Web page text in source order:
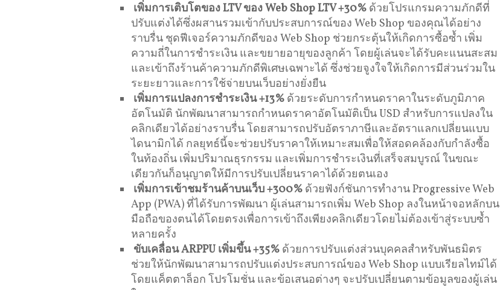
เพิ่มการเติบโตของLTVของWeb Shop LTV +30% ด้วยโปรแกรมความภักดีที่
ปรับแต่งได้ซึ่งผสานรวมเข้ากับประสบการณ์ของ Web Shop ของคุณได้อย่าง
ราบรื่น ชุดฟีเจอร์ความภักดีของ Web Shop ช่วยกระตุ้นให้เกิดการซื้อซ้ำ เพิ่ม
ความถี่ในการชำระเงิน และขยายอายุของลูกค้า โดยผู้เล่นจะได้รับคะแนนสะสม
และเข้าถึงร้านค้าความภักดีพิเศษเฉพาะได้ ซึ่งช่วยจูงใจให้เกิดการมีส่วนร่วมใน
ระยะยาวและการใช้จ่ายบนเว็บอย่างยั่งยืน
เพิ่มการแปลงการชำระเงิน+13% ด้วยระดับการกำหนดราคาในระดับภูมิภาค
อัตโนมัติ นักพัฒนาสามารถกำหนดราคาอัตโนมัติเป็น USD สำหรับการแปลงใน
คลิกเดียวได้อย่างราบรื่น โดยสามารถปรับอัตราภาษีและอัตราแลกเปลี่ยนแบบ
ไดนามิกได้ กลยุทธ์นี้จะช่วยปรับราคาให้เหมาะสมเพื่อให้สอดคล้องกับกำลังซื้อ
ในท้องถิ่น เพิ่มปริมาณธุรกรรม และเพิ่มการชำระเงินที่เสร็จสมบูรณ์ ในขณะ
เดียวกันก็อนุญาตให้มีการปรับเปลี่ยนราคาได้ด้วยตนเอง
เพิ่มการเข้าชมร้านค้าบนเว็บ+300% ด้วยฟังก์ชันการทำงาน Progressive Web
App (PWA) ที่ได้รับการพัฒนา ผู้เล่นสามารถเพิ่ม Web Shop ลงในหน้าจอหลักบน
มือถือของตนได้โดยตรงเพื่อการเข้าถึงเพียงคลิกเดียวโดยไม่ต้องเข้าสู่ระบบซ้ำ
หลายครั้ง
ขับเคลื่อนARPPU เพิ่มขึ้น+35% ด้วยการปรับแต่งส่วนบุคคลสำหรับพันธมิตร
ช่วยให้นักพัฒนาสามารถปรับแต่งประสบการณ์ของ Web Shop แบบเรียลไทม์ได้
โดยแค็ตตาล็อก โปรโมชั่น และข้อเสนอต่างๆ จะปรับเปลี่ยนตามข้อมูลของผู้เล่น